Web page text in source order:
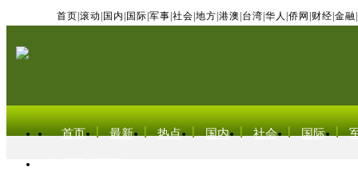
首页 滚动 国内 国际 军事 社会 地方 港澳 台湾 华人 侨网 财经 金融
首页 最新 热点 国内 社会 国际